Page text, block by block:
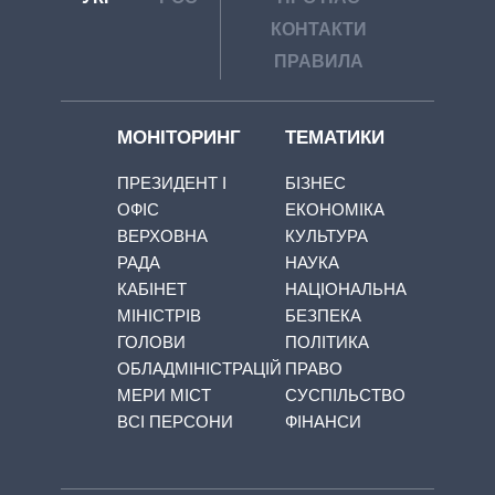
КОНТАКТИ
ПРАВИЛА
МОНІТОРИНГ
ПРЕЗИДЕНТ І
ОФІС
ВЕРХОВНА
РАДА
КАБІНЕТ
МІНІСТРІВ
ГОЛОВИ
ОБЛАДМІНІСТРАЦІЙ
МЕРИ МІСТ
ВСІ ПЕРСОНИ
ТЕМАТИКИ
БІЗНЕС
ЕКОНОМІКА
КУЛЬТУРА
НАУКА
НАЦІОНАЛЬНА
БЕЗПЕКА
ПОЛІТИКА
ПРАВО
СУСПІЛЬСТВО
ФІНАНСИ